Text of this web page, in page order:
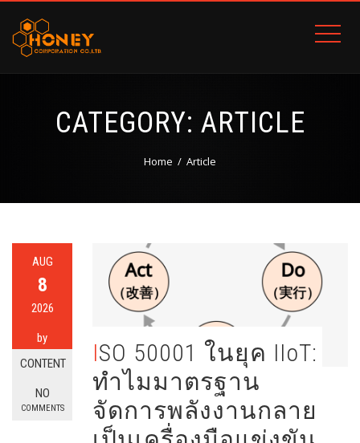
CATEGORY: ARTICLE
Home Article
AUG
8
2026
by
CONTENT
NO
COMMENTS
ISO 50001 ในยุค IIoT:
ทำไมมาตรฐาน
จัดการพลังงานกลาย